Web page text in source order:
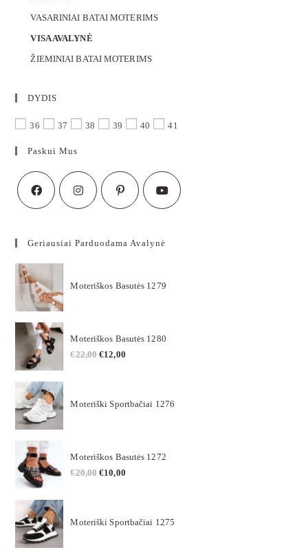
VASARINIAI BATAI MOTERIMS
VISA AVALYNĖ
ŽIEMINIAI BATAI MOTERIMS
DYDIS
36 37 38 39 40 41
Paskui Mus
Geriausiai Parduodama Avalynė
Moteriškos Basutės 1279
Moteriškos Basutės 1280
€22,00 €12,00
Moteriški Sportbačiai 1276
Moteriškos Basutės 1272
€20,00 €10,00
Moteriški Sportbačiai 1275